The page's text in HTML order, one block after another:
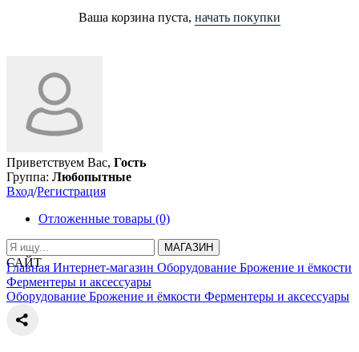
Ваша корзина пуста, начать покупки
Приветствуем Вас, Гость
Группа: Любопытные
Вход/Регистрация
Отложенные товары (0)
МАГАЗИН
САЙТ
Главная Интернет-магазин Оборудование Брожение и ёмкости
Ферментеры и аксессуары
Оборудование Брожение и ёмкости Ферментеры и аксессуары